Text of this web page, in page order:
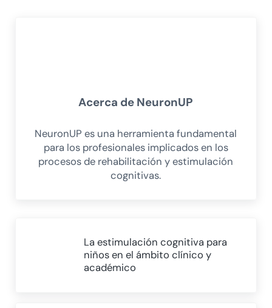
Acerca de NeuronUP
NeuronUP es una herramienta fundamental
para los profesionales implicados en los
procesos de rehabilitación y estimulación
cognitivas.
La estimulación cognitiva para
niños en el ámbito clínico y
académico